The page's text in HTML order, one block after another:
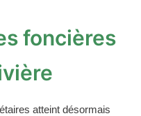
foncières
atteint désormais